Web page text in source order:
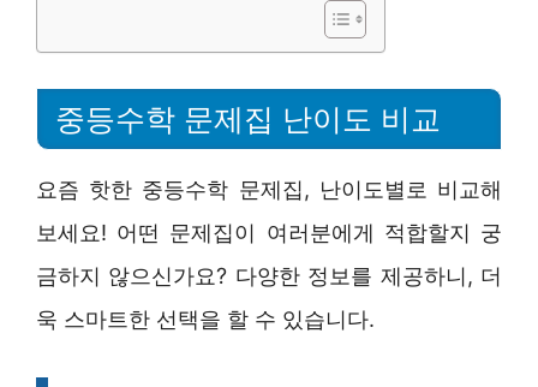
중등수학 문제집 난이도 비교
요즘 핫한 중등수학 문제집, 난이도별로 비교해
보세요! 어떤 문제집이 여러분에게 적합할지 궁
금하지 않으신가요? 다양한 정보를 제공하니, 더
욱 스마트한 선택을 할 수 있습니다.